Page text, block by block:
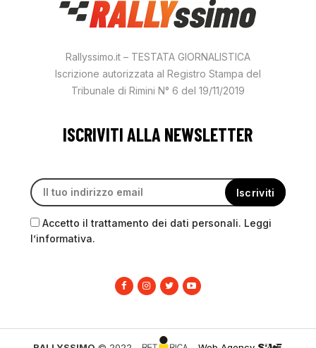
Rallyssimo.it – TESTATA GIORNALISTICA
Iscrizione autorizzata al Registro Stampa del
Tribunale di Rimini N° 6 del 19/11/2019
ISCRIVITI ALLA NEWSLETTER
Accetto il trattamento dei dati personali. Leggi
l’informativa.